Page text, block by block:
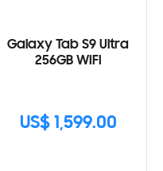
Galaxy Tab S9 Ultra
256GB WIFI
US$ 1,599.00